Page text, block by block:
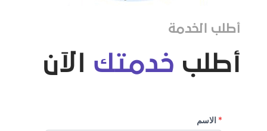
أطلب الخدمة
أطلب خدمتك الآن